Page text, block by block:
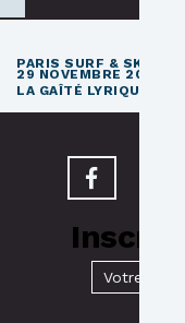
PARIS SURF &
29 NOVEMBRE 2026
LA GAÎTÉ LYRIQUE ·